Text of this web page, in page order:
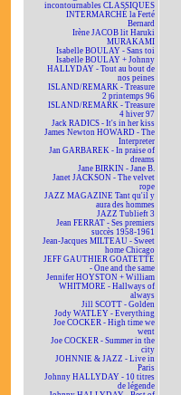
incontournables CLASSIQUES
INTERMARCHÉ la Ferté
Bernard
Irène JACOB lit Haruki
MURAKAMI
Isabelle BOULAY - Sans toi
Isabelle BOULAY + Johnny
HALLYDAY - Tout au bout de
nos peines
ISLAND/REMARK - Treasure
2 printemps 96
ISLAND/REMARK - Treasure
4 hiver 97
Jack RADICS - It's in her kiss
James Newton HOWARD - The
Interpreter
Jan GARBAREK - In praise of
dreams
Jane BIRKIN - Jane B.
Janet JACKSON - The velvet
rope
JAZZ MAGAZINE Tant qu'il y
aura des hommes
JAZZ Tublieft 3
Jean FERRAT - Ses premiers
succès 1958-1961
Jean-Jacques MILTEAU - Sweet
home Chicago
JEFF GAUTHIER GOATETTE
- One and the same
Jennifer HOYSTON + William
WHITMORE - Hallways of
always
Jill SCOTT - Golden
Jody WATLEY - Everything
Joe COCKER - High time we
went
Joe COCKER - Summer in the
city
JOHNNIE & JAZZ - Live in
Paris
Johnny HALLYDAY - 10 titres
de légende